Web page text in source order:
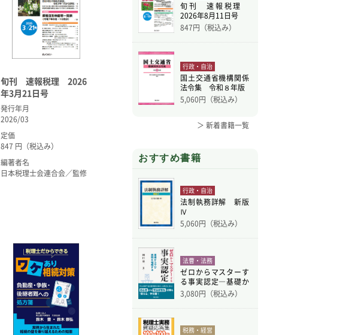
旬刊 速報税理 2026
年3月21日号
発行年月
2026/03
定価
847 円（税込み）
編著者名
日本税理士会連合会／監修
旬刊 速報税理
2026年8月11日号
847円（税込み）
行政・自治
国土交通省機構関係
法令集 令和８年版
5,060円（税込み）
＞ 新着書籍一覧
おすすめ書籍
行政・自治
法制執務詳解 新版
Ⅳ
5,060円（税込み）
法曹・法務
ゼロからマスターす
る事実認定―基礎か
ら学
3,080円（税込み）
税務・経営